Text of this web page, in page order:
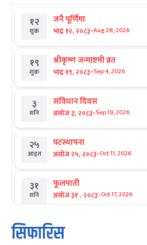
१२
शुक्र
जनै पूर्णिमा
भाद्र १२, २०८३-Aug 28, 2026
१९
शुक्र
श्रीकृष्ण जन्माष्टमी व्रत
भाद्र १९, २०८३-Sep 4, 2026
३
शनि
संविधान दिवस
असोज ३, २०८३-Sep 19, 2026
२५
आइत
घटस्थापना
असोज २५, २०८३-Oct 11, 2026
३१
शनि
फूलपाती
असोज ३१ , २०८३-Oct 17, 2026
१
आइत
कार्तिक सङ्क्रान्ति
कार्तिक १, २०८३
सिफारिस